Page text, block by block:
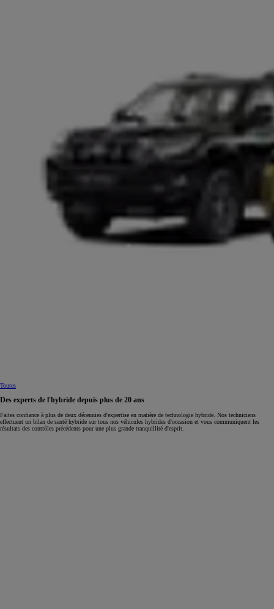
Toutes
Des experts de l'hybride depuis plus de 20 ans
Faites confiance à plus de deux décennies d'expertise en matière de technologie hybride. Nos techniciens
effectuent un bilan de santé hybride sur tous nos véhicules hybrides d'occasion et vous communiquent les
résultats des contrôles précédents pour une plus grande tranquillité d'esprit.